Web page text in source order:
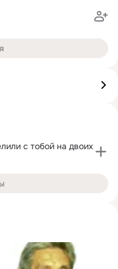
с тобой на двоих